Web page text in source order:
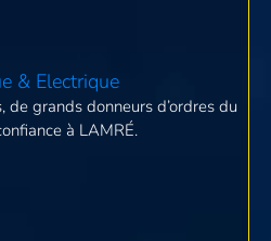
& Electrique
de grands donneurs d’ordres du
à LAMRÉ.